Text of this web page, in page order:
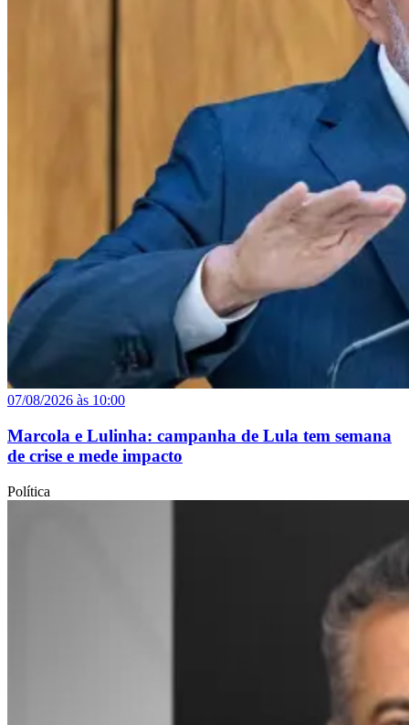
07/08/2026 às 10:00
Marcola e Lulinha: campanha de Lula tem semana
de crise e mede impacto
Política